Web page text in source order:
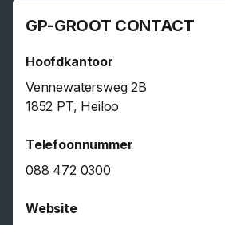
GP-GROOT CONTACT
Hoofdkantoor
Vennewatersweg 2B
1852 PT, Heiloo
Telefoonnummer
088 472 0300
Website